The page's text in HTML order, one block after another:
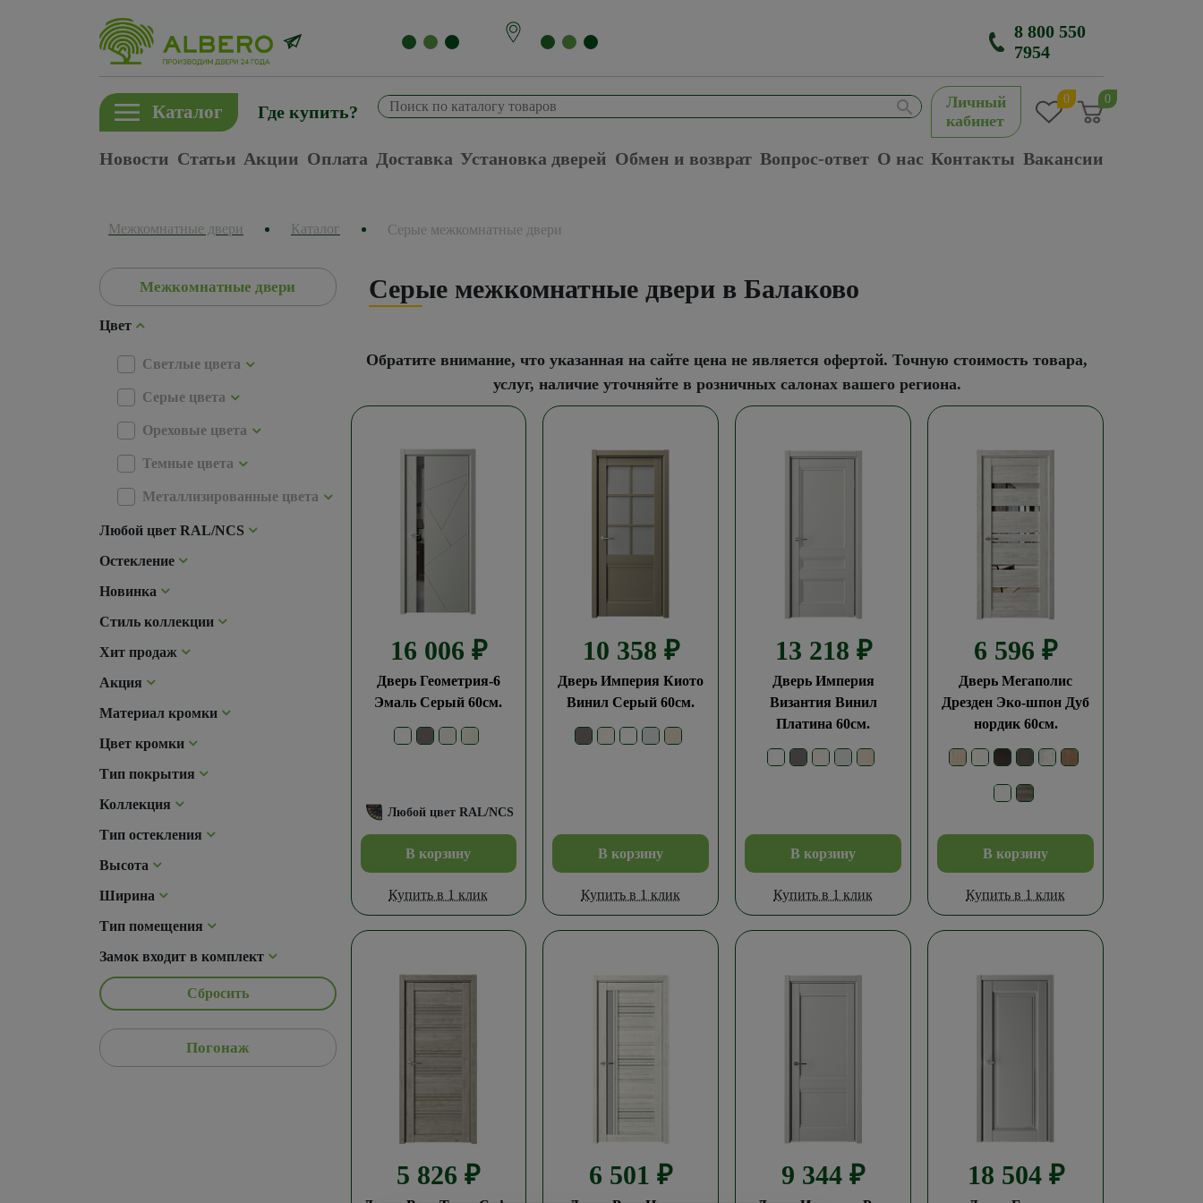
8 800 550
7954
Каталог Где купить?
Личный
кабинет
0 0
Новости Статьи Акции Оплата Доставка Установка дверей Обмен и возврат Вопрос-ответ О нас Контакты Вакансии
Межкомнатные двери Каталог Серые межкомнатные двери
Межкомнатные двери
Цвет
Светлые цвета
Серые цвета
Ореховые цвета
Темные цвета
Металлизированные цвета
Любой цвет RAL/NCS
Остекление
Новинка
Стиль коллекции
Хит продаж
Акция
Материал кромки
Цвет кромки
Тип покрытия
Коллекция
Тип остекления
Высота
Ширина
Тип помещения
Замок входит в комплект
Сбросить
Погонаж
Серые межкомнатные двери в Балаково
Обратите внимание, что указанная на сайте цена не является офертой. Точную стоимость товара,
услуг, наличие уточняйте в розничных салонах вашего региона.
16 006 ₽
Дверь Геометрия-6
Эмаль Серый 60см.
Любой цвет RAL/NCS
В корзину
Купить в 1 клик
10 358 ₽
Дверь Империя Киото
Винил Серый 60см.
В корзину
Купить в 1 клик
13 218 ₽
Дверь Империя
Византия Винил
Платина 60см.
В корзину
Купить в 1 клик
6 596₽
Дверь Мегаполис
Дрезден Эко-шпон Дуб
нордик 60см.
В корзину
Купить в 1 клик
5 826₽ 6 501₽ 9 344₽ 18 504 ₽